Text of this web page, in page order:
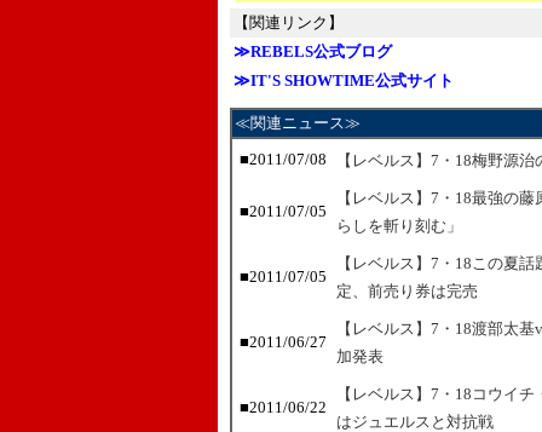
【関連リンク】
≫REBELS公式ブログ
≫IT'S SHOWTIME公式サイト
≪関連ニュース≫
■2011/07/08
【レベルス】7・18梅野源
■2011/07/05
【レベルス】7・18最強の
らしを斬り刻む」
■2011/07/05
【レベルス】7・18この夏
定、前売り券は完売
■2011/06/27
【レベルス】7・18渡部太
加発表
■2011/06/22
【レベルス】7・18コウイ
はジュエルスと対抗戦